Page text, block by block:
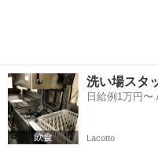
洗い場スタ
日給例1万円〜
Lacotto